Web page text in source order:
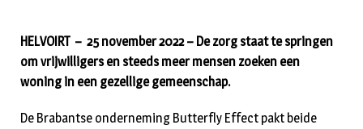
HELVOIRT – 25 november 2022 – De zorg staat te springen
om vrijwilligers en steeds meer mensen zoeken een
woning in een gezellige gemeenschap.
De Brabantse onderneming Butterfly Effect pakt beide